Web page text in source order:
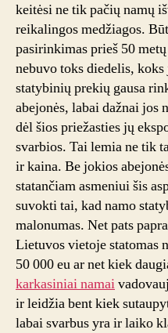
keitėsi ne tik pačių namų
reikalingos medžiagos.
pasirinkimas prieš 50
nebuvo toks diedelis,
statybinių prekių gausa
abejonės, labai dažnai jos
dėl šios priežasties jų
svarbios. Tai lemia ne tik
ir kaina. Be jokios
statančiam asmeniui šis
suvokti tai, kad namo
malonumas. Net pats
Lietuvos vietoje statomas
50 000 eu ar net kiek
karkasiniai namai
ir leidžia bent kiek
labai svarbus yra ir laiko